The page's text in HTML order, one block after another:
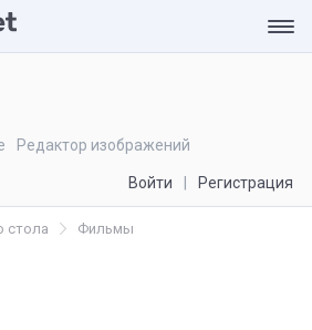
Редактор изображений
Войти Регистрация
стола Фильмы